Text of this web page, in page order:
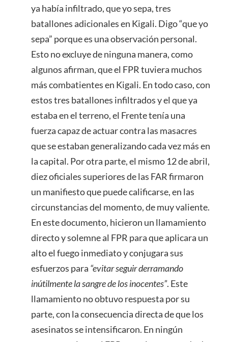
ya había infiltrado, que yo sepa, tres
batallones adicionales en Kigali. Digo “que yo
sepa” porque es una observación personal.
Esto no excluye de ninguna manera, como
algunos afirman, que el FPR tuviera muchos
más combatientes en Kigali. En todo caso, con
estos tres batallones infiltrados y el que ya
estaba en el terreno, el Frente tenía una
fuerza capaz de actuar contra las masacres
que se estaban generalizando cada vez más en
la capital. Por otra parte, el mismo 12 de abril,
diez oficiales superiores de las FAR firmaron
un manifiesto que puede calificarse, en las
circunstancias del momento, de muy valiente.
En este documento, hicieron un llamamiento
directo y solemne al FPR para que aplicara un
alto el fuego inmediato y conjugara sus
esfuerzos para “evitar seguir derramando
inútilmente la sangre de los inocentes”. Este
llamamiento no obtuvo respuesta por su
parte, con la consecuencia directa de que los
asesinatos se intensificaron. En ningún